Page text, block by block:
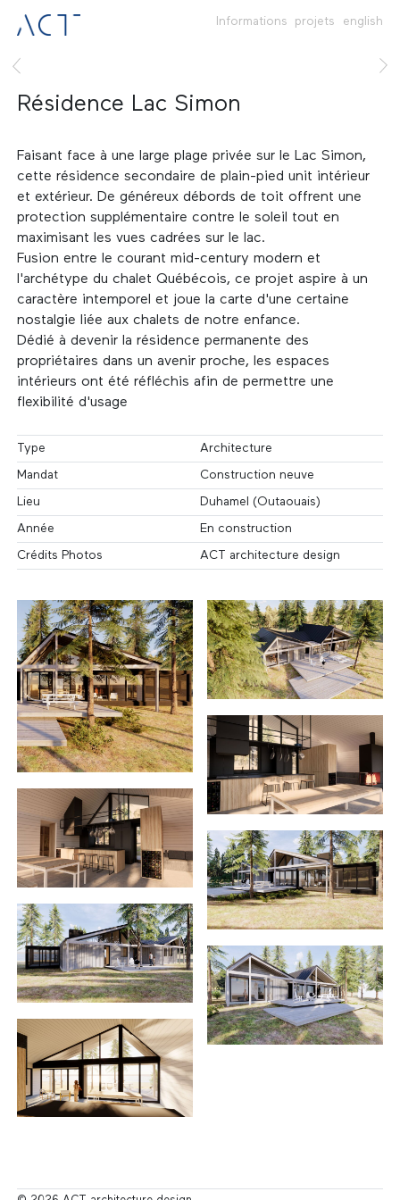
Informations projets english
Résidence Lac Simon
Faisant face à une large plage privée sur le Lac Simon,
cette résidence secondaire de plain-pied unit intérieur
et extérieur. De généreux débords de toit offrent une
protection supplémentaire contre le soleil tout en
maximisant les vues cadrées sur le lac.
Fusion entre le courant mid-century modern et
l'archétype du chalet Québécois, ce projet aspire à un
caractère intemporel et joue la carte d'une certaine
nostalgie liée aux chalets de notre enfance.
Dédié à devenir la résidence permanente des
propriétaires dans un avenir proche, les espaces
intérieurs ont été réfléchis afin de permettre une
flexibilité d'usage
Type Architecture
Mandat Construction neuve
Lieu Duhamel (Outaouais)
Année En construction
Crédits Photos ACT architecture design